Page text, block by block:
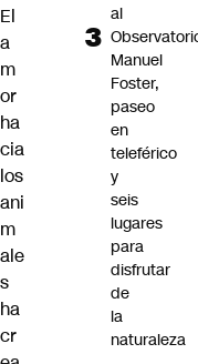
El
a
m
or
ha
cia
los
ani
m
ale
s
ha
cr
al
Manuel
Foster,
paseo
en
teleférico
y
seis
lugares
para
disfrutar
de
la
naturaleza